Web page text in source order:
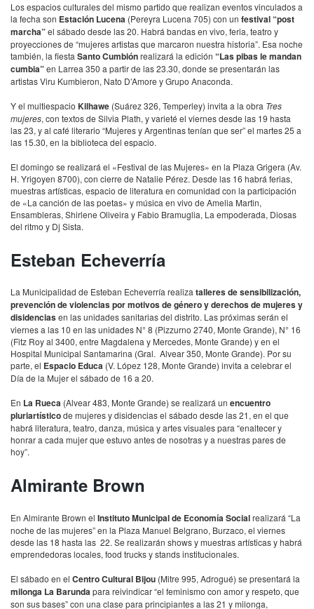
Los espacios culturales del mismo partido que realizan eventos vinculados a
la fecha son Estación Lucena (Pereyra Lucena 705) con un festival “post
marcha”el sábado desde las 20. Habrá bandas en vivo, feria, teatro y
proyecciones de “mujeres artistas que marcaron nuestra historia”. Esa noche
también, la fiesta Santo Cumbiónrealizará la edición “Las pibas le mandan
cumbia”en Larrea 350 a partir de las 23.30, donde se presentarán las
artistas Viru Kumbieron, Nato D’Amore y Grupo Anaconda.
Y el multiespacio Kilhawe (Suárez 326, Temperley) invita a la obra Tres
mujeres, con textos de Silvia Plath, y varieté el viernes desde las 19 hasta
las 23, y al café literario “Mujeres y Argentinas tenían que ser” el martes 25 a
las 15.30, en la biblioteca del espacio.
El domingo se realizará el «Festival de las Mujeres» en la Plaza Grigera (Av.
H. Yrigoyen 8700), con cierre de Natalie Pérez. Desde las 16 habrá ferias,
muestras artísticas, espacio de literatura en comunidad con la participación
de «La canción de las poetas» y música en vivo de Amelia Martin,
Ensambleras, Shirlene Oliveira y Fabio Bramuglia, La empoderada, Diosas
del ritmo y Dj Sista.
Esteban Echeverría
La Municipalidad de Esteban Echeverría realiza talleres de sensibilización,
prevención de violencias por motivos de género y derechos de mujeres y
disidenciasen las unidades sanitarias del distrito. Las próximas serán el
viernes a las 10 en las unidades N° 8 (Pizzurno 2740, Monte Grande), N° 16
(Fitz Roy al 3400, entre Magdalena y Mercedes, Monte Grande) y en el
Hospital Municipal Santamarina (Gral. Alvear 350, Monte Grande). Por su
parte, el Espacio Educa (V. López 128, Monte Grande) invita a celebrar el
Día de la Mujer el sábado de 16 a 20.
En La Rueca (Alvear 483, Monte Grande) se realizará un encuentro
pluriartísticode mujeres y disidencias el sábado desde las 21, en el que
habrá literatura, teatro, danza, música y artes visuales para “enaltecer y
honrar a cada mujer que estuvo antes de nosotras y a nuestras pares de
hoy”.
Almirante Brown
En Almirante Brown el Instituto Municipal de Economía Socialrealizará “La
noche de las mujeres” en la Plaza Manuel Belgrano, Burzaco, el viernes
desde las 18 hasta las 22. Se realizarán shows y muestras artísticas y habrá
emprendedoras locales, food trucks y stands institucionales.
El sábado en el Centro Cultural Bijou (Mitre 995, Adrogué) se presentará la
milonga La Barunda para reivindicar “el feminismo con amor y respeto, que
son sus bases” con una clase para principiantes a las 21 y milonga,